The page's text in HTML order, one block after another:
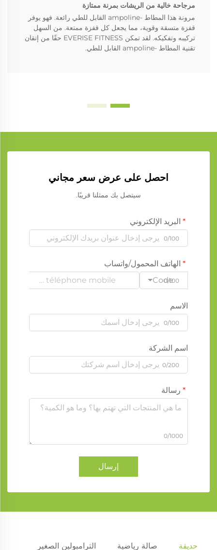
مرجاحة خالية من الريشات بمرنة ممتازة
مرونة هذا المطاط -ampoline القابل للطي رائعة. فهو يوفر
قفزة متسقة وقوية، مما يجعل كل قفزة ممتعة. من السهل
تركيبه وتفكيكه. لقد تمكن EVERISE FITNESS حقًا من إتقان
تقنية المطاط -ampoline القابل للطي.
احصل على عرض سعر مجاني
سيتصل بك ممثلنا قريبًا.
البريد الإلكتروني
0/100
الهاتف المحمول/واتساب
Code
0/100
الاسم
0/100
اسم الشركة
0/200
رسالة
0/1000
إرسال
حديقة صالة رياضية الترامبولين الصغير